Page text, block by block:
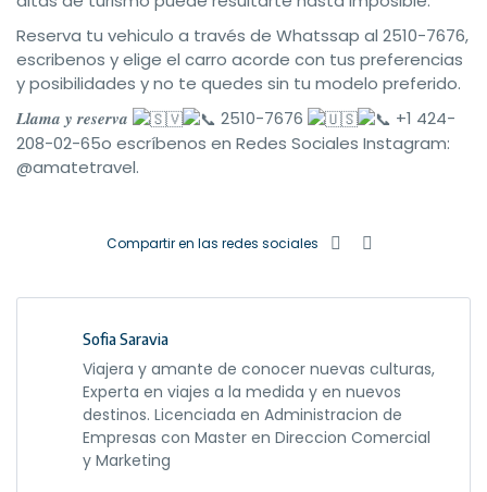
Reserva tu vehiculo a través de Whatssap al 2510-7676,
escribenos y elige el carro acorde con tus preferencias
y posibilidades y no te quedes sin tu modelo preferido.
𝑳𝒍𝒂𝒎𝒂 𝒚 𝒓𝒆𝒔𝒆𝒓𝒗𝒂
2510-7676
+1 424-
208-02-65o escríbenos en Redes Sociales Instagram:
@amatetravel.
Compartir en las redes sociales
Sofia Saravia
Viajera y amante de conocer nuevas culturas,
Experta en viajes a la medida y en nuevos
destinos. Licenciada en Administracion de
Empresas con Master en Direccion Comercial
y Marketing